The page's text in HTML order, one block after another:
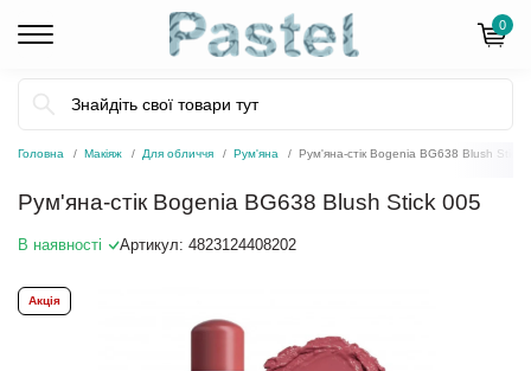
0
Головна Макіяж Для обличчя Рум'яна Рум'яна-стік Bogenia BG638 Blush Stick
Рум'яна-стік Bogenia BG638 Blush Stick 005
В наявності Артикул: 4823124408202
Акція